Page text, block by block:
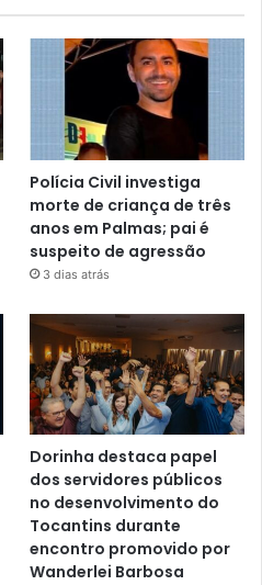
Polícia Civil investiga
morte de criança de três
anos em Palmas; pai é
suspeito de agressão
3 dias atrás
Dorinha destaca papel
dos servidores públicos
no desenvolvimento do
Tocantins durante
encontro promovido por
Wanderlei Barbosa